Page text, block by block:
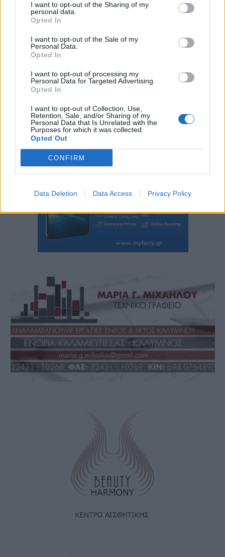
I want to opt-out of the Sharing of my
personal data.
Opted In
I want to opt-out of the Sale of my
Personal Data.
Opted In
I want to opt-out of processing my
Personal Data for Targeted Advertising.
Opted In
I want to opt-out of Collection, Use,
Retention, Sale, and/or Sharing of my
Personal Data that Is Unrelated with the
Purposes for which it was collected.
Opted Out
CONFIRM
Data Deletion Data Access Privacy Policy
Φεύγει ο ένας μετά τον άλλον: Μπαράζ αποχωρήσεων
από το κόμμα Καρυστιανού – Εκτός η Κατερίνα
Μουτσάτσου και δύο μέλη